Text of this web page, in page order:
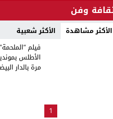
13
بنزاهة النهائي
وفن
الأكثر مشاهدة الأكثر شعبية
1
فيلم
الأطلس
مرة بالدار